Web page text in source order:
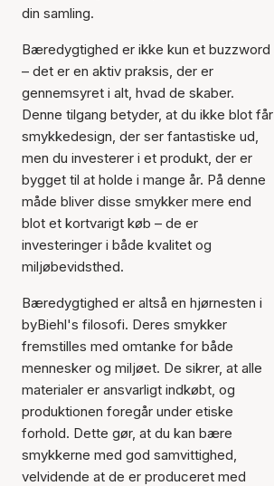
din samling.
Bæredygtighed er ikke kun et buzzword
– det er en aktiv praksis, der er
gennemsyret i alt, hvad de skaber.
Denne tilgang betyder, at du ikke blot får
smykkedesign, der ser fantastiske ud,
men du investerer i et produkt, der er
bygget til at holde i mange år. På denne
måde bliver disse smykker mere end
blot et kortvarigt køb – de er
investeringer i både kvalitet og
miljøbevidsthed.
Bæredygtighed er altså en hjørnesten i
byBiehl's filosofi. Deres smykker
fremstilles med omtanke for både
mennesker og miljøet. De sikrer, at alle
materialer er ansvarligt indkøbt, og
produktionen foregår under etiske
forhold. Dette gør, at du kan bære
smykkerne med god samvittighed,
velvidende at de er produceret med